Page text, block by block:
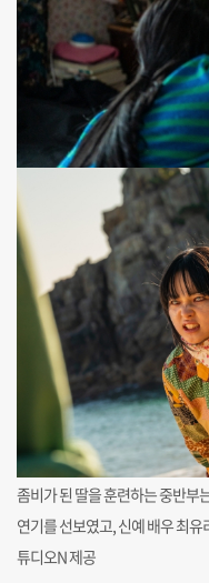
좀비가 된 딸을 훈련하는 중반부
연기를 선보였고, 신예 배우 최
튜디오N 제공